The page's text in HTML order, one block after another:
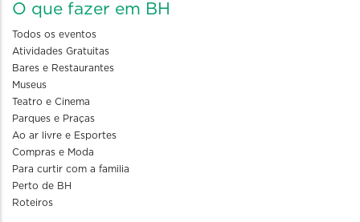
O que fazer em BH
Todos os eventos
Atividades Gratuitas
Bares e Restaurantes
Museus
Teatro e Cinema
Parques e Praças
Ao ar livre e Esportes
Compras e Moda
Para curtir com a familia
Perto de BH
Roteiros